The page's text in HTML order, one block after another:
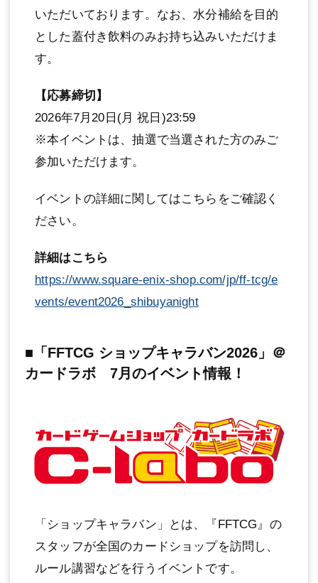
いただいております。なお、水分補給を目的
とした蓋付き飲料のみお持ち込みいただけま
す。
【応募締切】
2026年7月20日(月 祝日)23:59
※本イベントは、抽選で当選された方のみご
参加いただけます。
イベントの詳細に関してはこちらをご確認く
ださい。
詳細はこちら
https://www.square-enix-shop.com/jp/ff-tcg/e
vents/event2026_shibuyanight
■「FFTCG ショップキャラバン2026」＠
カードラボ 7月のイベント情報！
「ショップキャラバン」とは、『FFTCG』の
スタッフが全国のカードショップを訪問し、
ルール講習などを行うイベントです。